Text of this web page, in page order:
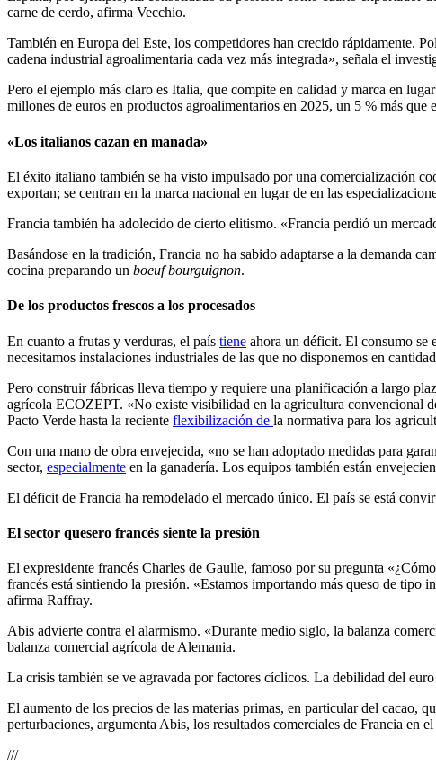
carne de cerdo, afirma Vecchio.
También en Europa del Este, los competidores han crecido rápidamente.
cadena industrial agroalimentaria cada vez más integrada», señala el
Pero el ejemplo más claro es Italia, que compite en calidad y marca en
millones de euros en productos agroalimentarios en 2025, un 5 % más que
«Los italianos cazan en manada»
El éxito italiano también se ha visto impulsado por una comercialización
exportan; se centran en la marca nacional en lugar de en las
Francia también ha adolecido de cierto elitismo. «Francia perdió un
Basándose en la tradición, Francia no ha sabido adaptarse a la demanda
cocina preparando un boeuf bourguignon.
De los productos frescos a los procesados
En cuanto a frutas y verduras, el país tiene ahora un déficit. El consumo se
necesitamos instalaciones industriales de las que no disponemos en
Pero construir fábricas lleva tiempo y requiere una planificación a largo
agrícola ECOZEPT. «No existe visibilidad en la agricultura convencional
Pacto Verde hasta la reciente flexibilización de la normativa para los
Con una mano de obra envejecida, «no se han adoptado medidas para
sector, especialmente en la ganadería. Los equipos también están
El déficit de Francia ha remodelado el mercado único. El país se está
El sector quesero francés siente la presión
El expresidente francés Charles de Gaulle, famoso por su pregunta
francés está sintiendo la presión. «Estamos importando más queso de tipo
afirma Raffray.
Abis advierte contra el alarmismo. «Durante medio siglo, la balanza
balanza comercial agrícola de Alemania.
La crisis también se ve agravada por factores cíclicos. La debilidad del
El aumento de los precios de las materias primas, en particular del cacao,
perturbaciones, argumenta Abis, los resultados comerciales de Francia en
///